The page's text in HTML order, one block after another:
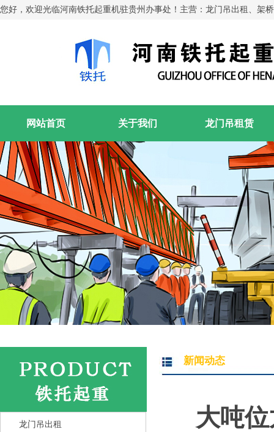
您好，欢迎光临河南铁托起重机驻贵州办事处！主营：龙门吊出租、架
网站首页 关于我们 龙门吊租赁
龙门吊出租
新闻动态
大吨